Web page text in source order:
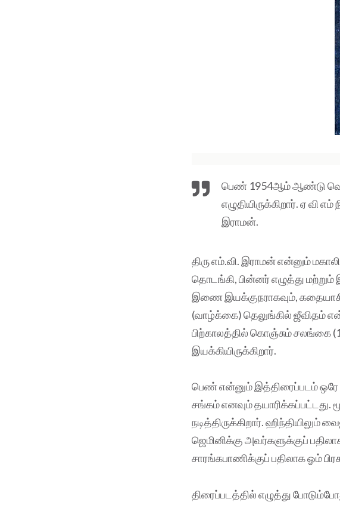
பெண் 1954ஆம் ஆண்டு
எழுதியிருக்கிறார். ஏ வி
இராமன்.
திரு எம்.வி. இராமன் என்னும்
தொடங்கி, பின்னர் எழுத்து
இணை இயக்குநராகவும்,
(வாழ்க்கை) தெலுங்கில் ஜீவிதம்
பிற்காலத்தில் கொஞ்சும் சலங்கை
இயக்கியிருக்கிறார்.
பெண் என்னும் இத்திரைப்படம் ஒரே
சங்கம் எனவும் தயாரிக்கப்பட்டது.
நடித்திருக்கிறார். ஹிந்தியிலும்
ஜெமினிக்கு அவர்களுக்குப்
சாரங்கபாணிக்குப் பதிலாக ஓம்
திரைப்படத்தில் எழுத்து